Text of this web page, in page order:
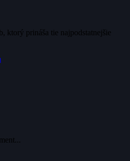
ktorý prináša tie najpodstatnejšie